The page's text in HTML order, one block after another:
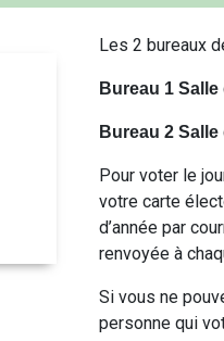
Les 2 bureaux
Bureau 1
Bureau 2
Pour voter le
votre carte
d’année par
renvoyée à
Si vous ne
personne qui